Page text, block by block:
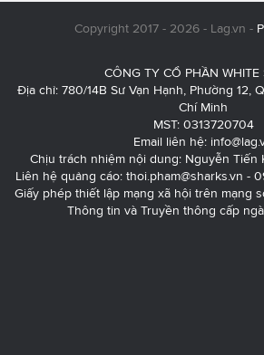
Copyright 2017 - 2026 - Lag.vn -
CÔNG TY CỔ PHẦN WHITE
Địa chỉ: 780/14B Sư Vạn Hạnh, Phường 12,
Chí Minh
MST: 0313720704
Email liên hệ:
Chịu trách nhiệm nội dung: Nguyễn Tiến
Liên hệ quảng cáo: thoi.pham@sharks.vn -
Giấy phép thiết lập mạng xã hội trên mạng
Thông tin và Truyền thông cấp